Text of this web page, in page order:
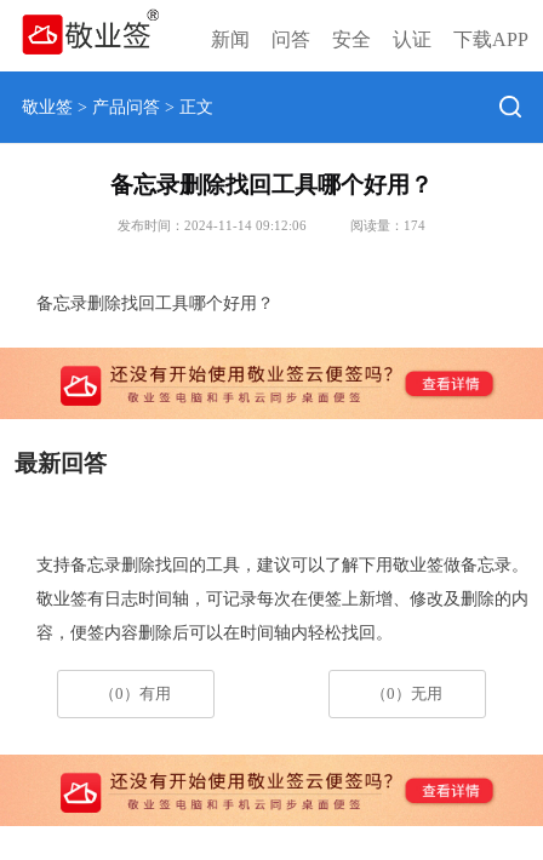
新闻 问答 安全 认证 下载APP
敬业签> 产品问答> 正文
备忘录删除找回工具哪个好用？
发布时间：2024-11-14 09:12:06 阅读量： 174
备忘录删除找回工具哪个好用？
最新回答
支持备忘录删除找回的工具，建议可以了解下用敬业签做备忘录。
敬业签有日志时间轴，可记录每次在便签上新增、修改及删除的内
容，便签内容删除后可以在时间轴内轻松找回。
（0）有用 （0）无用